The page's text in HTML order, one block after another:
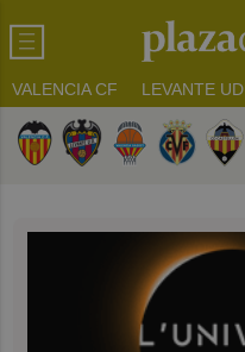
VALENCIA CF LEVANTE UD